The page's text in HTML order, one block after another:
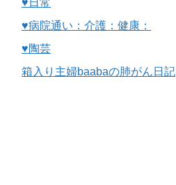
♥日常
♥病院通い：介護：健康：
♥陶芸
箱入り主婦baabaの肺がん日記